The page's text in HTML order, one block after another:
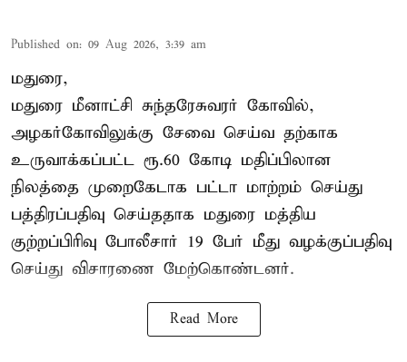
Published on: 09 Aug 2026, 3:39 am
மதுரை,
மதுரை மீனாட்சி சுந்தரேசுவரர் கோவில்,
அழகர்கோவிலுக்கு சேவை செய்வ தற்காக
உருவாக்கப்பட்ட ரூ.60 கோடி மதிப்பிலான
நிலத்தை முறைகேடாக பட்டா மாற்றம் செய்து
பத்திரப்பதிவு செய்ததாக மதுரை மத்திய
குற்றப்பிரிவு போலீசார் 19 பேர் மீது வழக்குப்பதிவு
செய்து விசாரணை மேற்கொண்டனர்.
Read More